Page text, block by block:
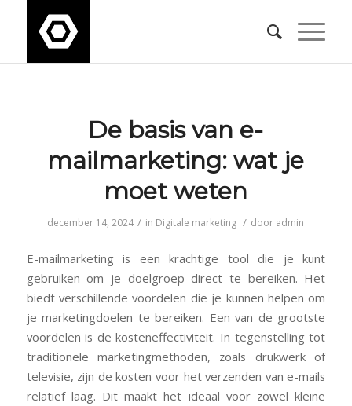
De basis van e-
mailmarketing: wat je
moet weten
december 14, 2024 / in Digitale marketing / door admin
E-mailmarketing is een krachtige tool die je kunt
gebruiken om je doelgroep direct te bereiken. Het
biedt verschillende voordelen die je kunnen helpen om
je marketingdoelen te bereiken. Een van de grootste
voordelen is de kosteneffectiviteit. In tegenstelling tot
traditionele marketingmethoden, zoals drukwerk of
televisie, zijn de kosten voor het verzenden van e-mails
relatief laag. Dit maakt het ideaal voor zowel kleine